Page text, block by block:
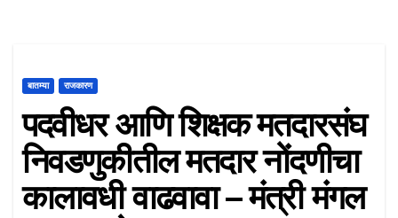
बातम्या राजकारण
पदवीधर आणि शिक्षक मतदारसंघ
निवडणुकीतील मतदार नोंदणीचा
कालावधी वाढवावा – मंत्री मंगल